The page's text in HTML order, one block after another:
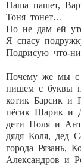
Паша пашет,
Тоня тонет…
Но не дам ей
Я спасу
Подрисую что-
Почему же мы с
пишем с буквы
котик Барсик и
пёсик Шарик и
дети Поля и
дядя Коля, дед
города Рязань,
Александров и